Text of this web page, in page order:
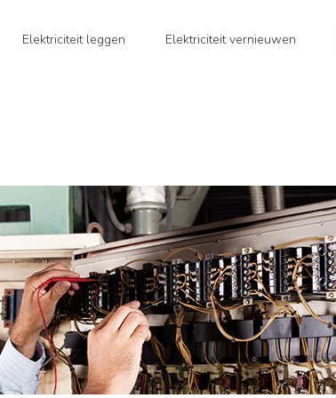
Elektriciteit leggen Elektriciteit vernieuwen